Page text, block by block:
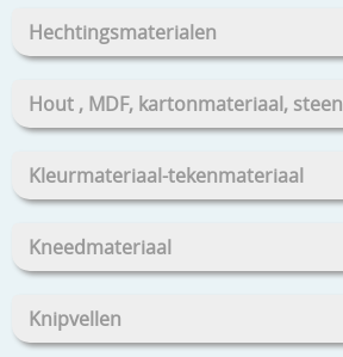
Hechtingsmaterialen
Hout , MDF, kartonmateriaal, steen
Kleurmateriaal-tekenmateriaal
Kneedmateriaal
Knipvellen